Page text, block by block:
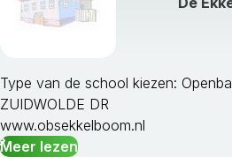
Type van de school kiezen:
ZUIDWOLDE DR
www.obsekkelboom.nl
Meer lezen